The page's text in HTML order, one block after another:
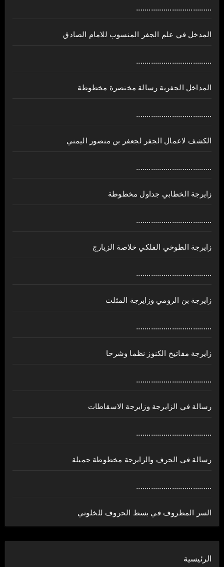
....................................
المدخل في علم الجفر المنسوب للامام الصادق
....................................
المداخل الجفرية رسالة مختصرة مخطوطة
....................................
الكشف لاعمال الجفر لجعفر بن منصور اليمني
....................................
زايرجة الخطابي جداول مخطوطة
....................................
زايرجة الطوخي الفلكي خلاصة الزيارج
....................................
زايرجة بن الرومي وزايرجة المثلث
....................................
زايرجة مفاتيح الكنوز نظما وشرحا
....................................
رسالة في الزايرجة وزايرجة الاسقاطات
....................................
رسالة في الحرف والزايرجة مخطوطة جميلة
....................................
السر المظروف في بسط الحروف للخلوتي
الرئيسية